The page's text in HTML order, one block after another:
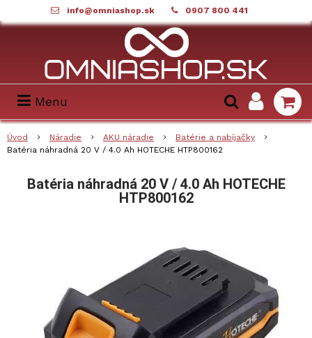
info@omniashop.sk 0907 800 441
Menu
Úvod Náradie AKU náradie
Batérie a nabíjačky
Batéria náhradná 20 V / 4.0 Ah HOTECHE HTP800162
Batéria náhradná 20 V / 4.0 Ah HOTECHE
HTP800162